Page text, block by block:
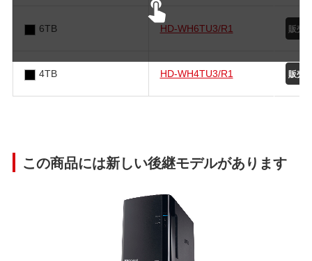
6TB HD-WH6TU3/R1
4TB HD-WH4TU3/R1
この商品には新しい後継モデルがあります